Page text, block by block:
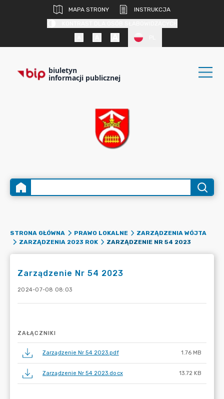
MAPA STRONY
INSTRUKCJA
biuletyn
informacji publicznej
STRONA GŁÓWNA PRAWO LOKALNE
ZARZĄDZENIA WÓJTA
ZARZĄDZENIA 2023 ROK
ZARZĄDZENIE NR 54 2023
Zarządzenie Nr 54 2023
2024-07-08 08:03
ZAŁĄCZNIKI
Zarządzenie Nr 54 2023.pdf 1.76 MB
Zarządzenie Nr 54 2023.docx 13.72 KB